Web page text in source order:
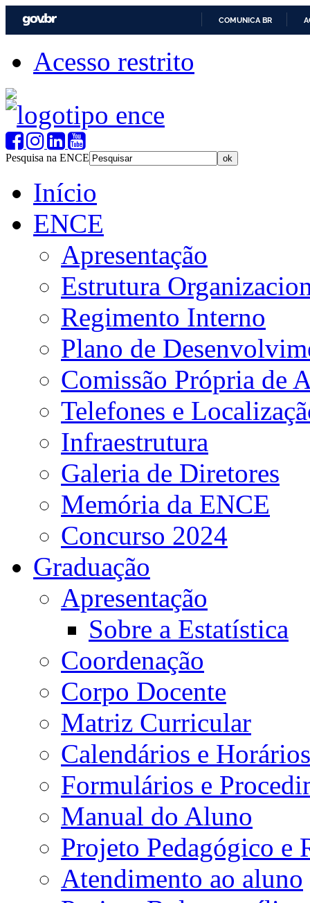
COMUNICA BR
Acesso restrito
Pesquisa na ENCE
Início
ENCE
Apresentação
Estrutura
Regimento Interno
Plano de
Comissão Própria de
Telefones e
Infraestrutura
Galeria de Diretores
Memória da ENCE
Concurso 2024
Graduação
Apresentação
Sobre a Estatística
Coordenação
Corpo Docente
Matriz Curricular
Calendários e Horários
Formulários e
Manual do Aluno
Projeto Pedagógico e
Atendimento ao aluno